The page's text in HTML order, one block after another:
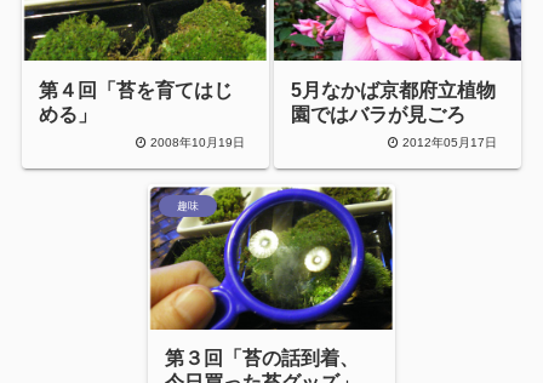
第４回「苔を育てはじ
める」
2008年10月19日
5月なかば京都府立植物
園ではバラが見ごろ
2012年05月17日
趣味
第３回「苔の話到着、